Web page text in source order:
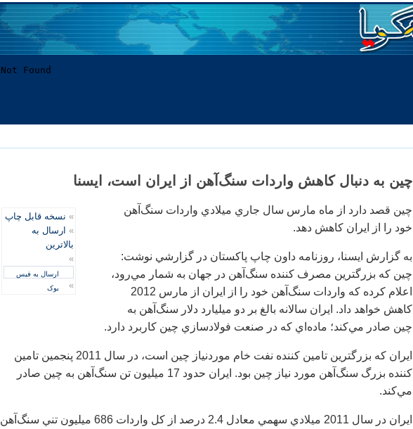
چين به دنبال كاهش واردات سنگ‌آهن از ايران است، ایسنا
» نسخه قابل چاپ
» ارسال به
بالاترین
»
ارسال به فیس
بوک
»
چين قصد دارد از ماه مارس سال جاري ميلادي واردات سنگ‌آهن
خود را از ايران كاهش دهد.
به گزارش ايسنا، روزنامه داون چاپ پاكستان در گزارشي نوشت:
چين كه بزرگترين مصرف كننده سنگ‌آهن در جهان به شمار مي‌رود،
اعلام كرده كه واردات سنگ‌آهن خود را از ايران از مارس 2012
كاهش خواهد داد. ايران سالانه بالغ بر دو ميليارد دلار سنگ‌آهن به
چين صادر مي‌كند؛ ماده‌اي كه در صنعت فولادسازي چين كاربرد دارد.
ايران كه بزرگترين تامين كننده نفت خام موردنياز چين است، در سال 2011 پنجمين تامين
كننده بزرگ سنگ‌آهن مورد نياز چين بود. ايران حدود 17 ميليون تن سنگ‌آهن به چين صادر
مي‌كند.
ايران در سال 2011 ميلادي سهمي معادل 2.4 درصد از كل واردات 686 ميليون تني سنگ‌آهن